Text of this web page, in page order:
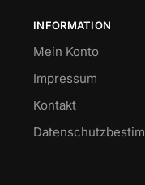
INFORMATION
Mein Konto
Impressum
Kontakt